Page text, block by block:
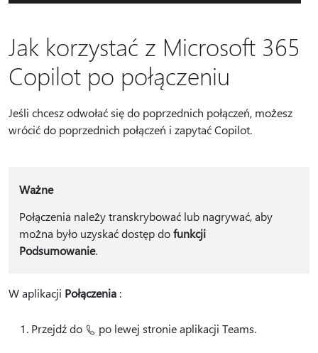
Jak korzystać z Microsoft 365
Copilot po połączeniu
Jeśli chcesz odwołać się do poprzednich połączeń, możesz
wrócić do poprzednich połączeń i zapytać Copilot.
Ważne
Połączenia należy transkrybować lub nagrywać, aby
można było uzyskać dostęp dofunkcji
Podsumowanie.
W aplikacji Połączenia :
Przejdź do po lewej stronie aplikacji Teams.